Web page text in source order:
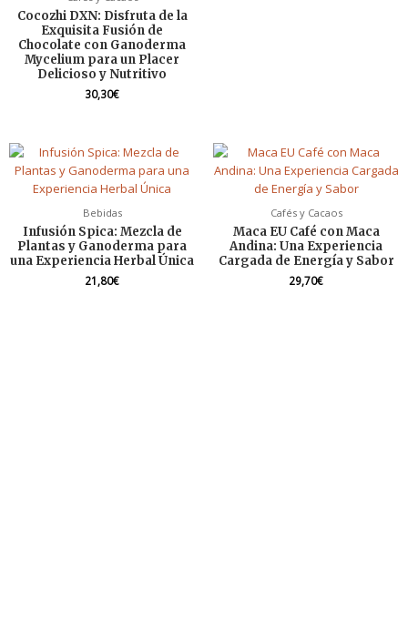
Cocozhi DXN: Disfruta de la
Exquisita Fusión de
Chocolate con Ganoderma
Mycelium para un Placer
Delicioso y Nutritivo
30,30€
Bebidas
Infusión Spica: Mezcla de
Plantas y Ganoderma para
una Experiencia Herbal Única
21,80€
Cafés y Cacaos
Maca EU Café con Maca
Andina: Una Experiencia
Cargada de Energía y Sabor
29,70€